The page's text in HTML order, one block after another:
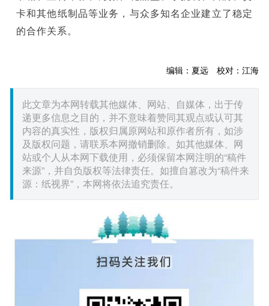
卡和其他纸制品等业务，与众多知名企业建立了稳定
的合作关系。
编辑：夏远 校对：江海
此文章为本网转载其他媒体、网站、自媒体，出于传
递更多信息之目的，并不意味着赞同其观点或认可其
内容的真实性，版权归属原网站和原作者所有，如涉
及版权问题，请联系本网撤销删除。如其他媒体、网
站或个人从本网下载使用，必须保留本网注明的“稿件
来源”，并自负版权等法律责任。如擅自篡改为“稿件来
源：纸视界”，本网将依法追究责任。